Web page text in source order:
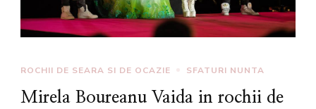
ROCHII DE SEARA SI DE OCAZIE SFATURI NUNTA
Mirela Boureanu Vaida in rochii de